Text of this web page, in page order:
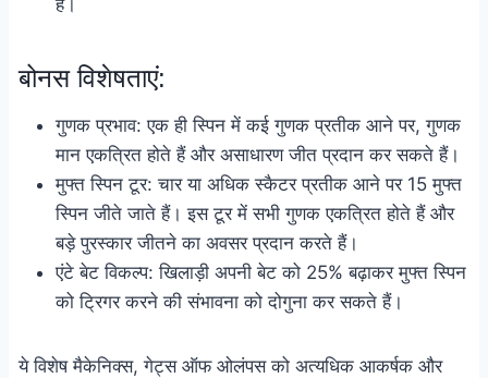
बोनस विशेषताएं:
गुणक प्रभाव: एक ही स्पिन में कई गुणक प्रतीक आने पर, गुणक
मान एकत्रित होते हैं और असाधारण जीत प्रदान कर सकते हैं।
मुफ्त स्पिन टूर: चार या अधिक स्कैटर प्रतीक आने पर 15 मुफ्त
स्पिन जीते जाते हैं। इस टूर में सभी गुणक एकत्रित होते हैं और
बड़े पुरस्कार जीतने का अवसर प्रदान करते हैं।
एंटे बेट विकल्प: खिलाड़ी अपनी बेट को 25% बढ़ाकर मुफ्त स्पिन
को ट्रिगर करने की संभावना को दोगुना कर सकते हैं।
ये विशेष मैकेनिक्स, गेट्स ऑफ ओलंपस को अत्यधिक आकर्षक और